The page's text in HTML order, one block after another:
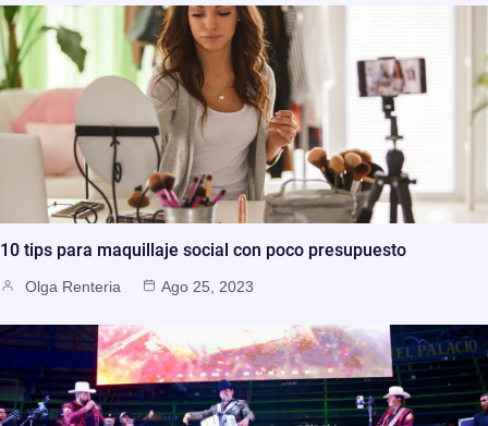
10 tips para maquillaje social con poco presupuesto
Olga Renteria Ago 25, 2023